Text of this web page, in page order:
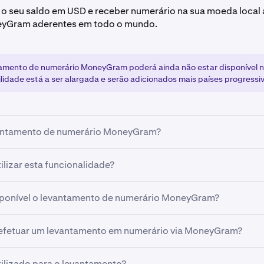
seu saldo em USD e receber numerário na sua moeda
aderentes em todo o mundo.
de numerário MoneyGram poderá ainda não estar disponível
está a ser alargada e serão adicionados mais países
de numerário MoneyGram?
de numerário MoneyGram permite-lhe:
seu saldo em USD para a sua moeda local a uma taxa de
número de referência para a sua transação
em qualquer agente MoneyGram aderente
casos, os fundos ficam disponíveis para levantamento em
esta funcionalidade?
para utilizar o levantamento de numerário MoneyGram
completa (nível de verificação Intermediate ou
seu documento de identificação oficial corresponder aos
o levantamento de numerário MoneyGram?
de numerário MoneyGram está inicialmente disponível em
sendo adicionados mais países regularmente. Pode verificar
numerário está disponível no seu país ao aceder ao ecrã
um levantamento em numerário via MoneyGram?
na app Kraken ou em